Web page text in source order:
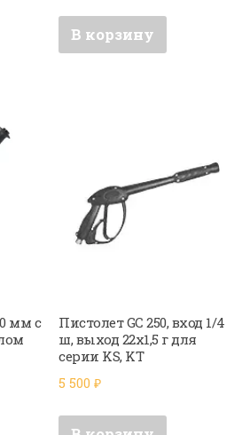
В корзину
мм с
Пистолет GC 250, вход 1/4
ш, выход 22х1,5 г для
серии KS, KT
5 500₽